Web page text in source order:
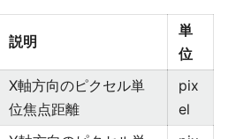
説明
単
位
X軸方向のピクセル単
位焦点距離
pix
el